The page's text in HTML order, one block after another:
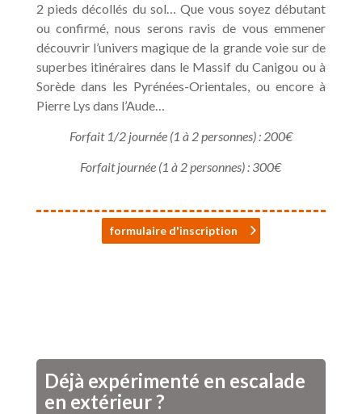
2 pieds décollés du sol… Que vous soyez débutant
ou confirmé, nous serons ravis de vous emmener
découvrir l’univers magique de la grande voie sur de
superbes itinéraires dans le Massif du Canigou ou à
Sorède dans les Pyrénées-Orientales, ou encore à
Pierre Lys dans l’Aude…
Forfait 1/2 journée (1 à 2 personnes) : 200€
Forfait journée (1 à 2 personnes) : 300€
formulaire d'inscription
Déjà expérimenté en escalade
en extérieur ?